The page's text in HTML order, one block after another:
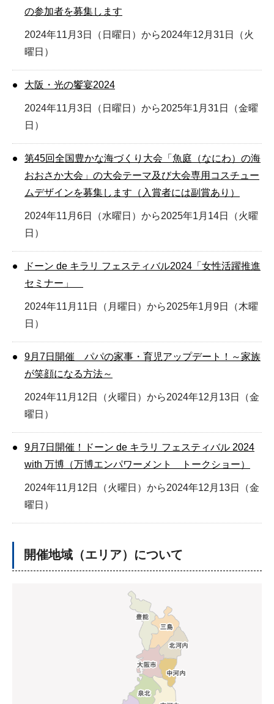
の参加者を募集します
2024年11月3日（日曜日）から2024年12月31日（火
曜日）
大阪・光の饗宴2024
2024年11月3日（日曜日）から2025年1月31日（金曜
日）
第45回全国豊かな海づくり大会「魚庭（なにわ）の海
おおさか大会」の大会テーマ及び大会専用コスチュー
ムデザインを募集します（入賞者には副賞あり）
2024年11月6日（水曜日）から2025年1月14日（火曜
日）
ドーン de キラリ フェスティバル2024「女性活躍推進
セミナー」
2024年11月11日（月曜日）から2025年1月9日（木曜
日）
9月7日開催 パパの家事・育児アップデート！～家族
が笑顔になる方法～
2024年11月12日（火曜日）から2024年12月13日（金
曜日）
9月7日開催！ドーン de キラリ フェスティバル 2024
with 万博（万博エンパワーメント トークショー）
2024年11月12日（火曜日）から2024年12月13日（金
曜日）
開催地域（エリア）について